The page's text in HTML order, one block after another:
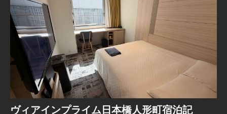
ヴィアインプライム日本橋人形町宿泊記